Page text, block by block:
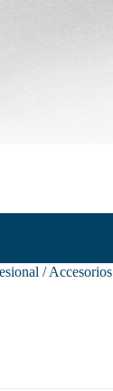
/